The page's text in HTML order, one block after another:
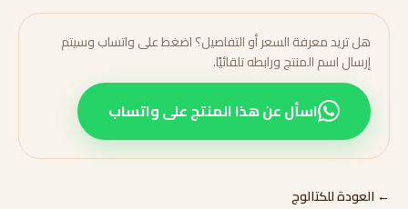
هل تريد معرفة السعر أو التفاصيل؟ اضغط على واتساب وسيتم
إرسال اسم المنتج ورابطه تلقائيًا.
اسأل عن هذا المنتج على واتساب
← العودة للكتالوج